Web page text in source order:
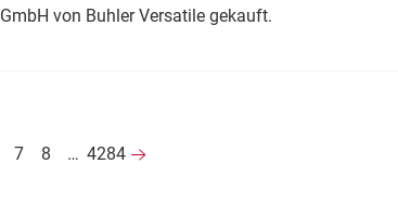
von Buhler Versatile gekauft.
7 8 … 4284